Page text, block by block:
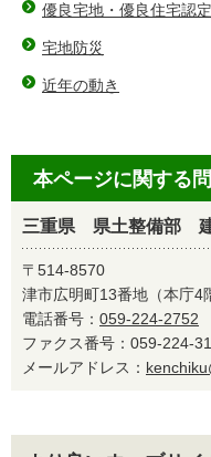
優良宅地・優良住宅認定
宅地防災
近年の動き
本ページに関する
三重県 県土整備部
〒514-8570
津市広明町13番地（本庁4
電話番号： 059-224-2752
ファクス番号：059-224-
メールアドレス：